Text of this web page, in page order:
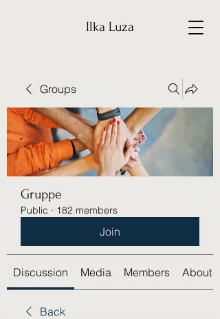
Ilka Luza
Groups
Gruppe
Public · 182 members
Join
Discussion Media Members About
Back